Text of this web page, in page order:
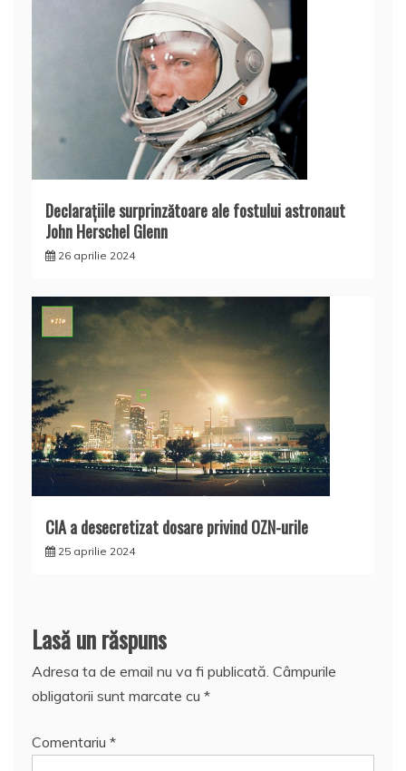
Declaraţiile surprinzătoare ale fostului astronaut
John Herschel Glenn
26 aprilie 2024
CIA a desecretizat dosare privind OZN-urile
25 aprilie 2024
Lasă un răspuns
Adresa ta de email nu va fi publicată. Câmpurile
obligatorii sunt marcate cu *
Comentariu *